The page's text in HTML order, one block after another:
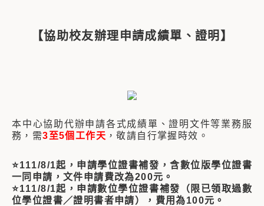
【協助校友辦理申請成績單、證明】
本中心協助代辦申請各式成績單、證明文件等業務服
務，需3至5個工作天 ，敬請自行掌握時效。
⭐111/8/1起，申請學位證書補發，含數位版學位證書
一同申請，文件申請費改為200元。
⭐111/8/1起，申請數位學位證書補發（限已領取過數
位學位證書／證明書者申請），費用為100元。